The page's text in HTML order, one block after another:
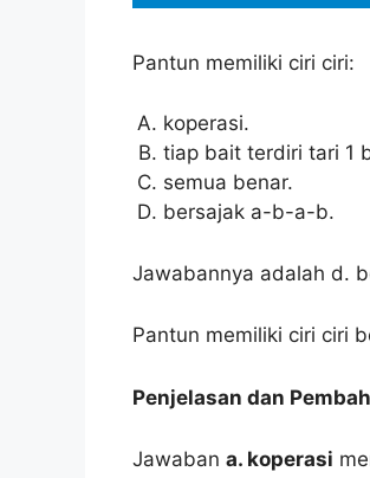
Pantun memiliki ciri ciri:
koperasi.
tiap bait terdiri tari 1
semua benar.
bersajak a-b-a-b.
Jawabannya adalah d.
Pantun memiliki ciri ciri
Penjelasan dan
Jawaban a. koperasi